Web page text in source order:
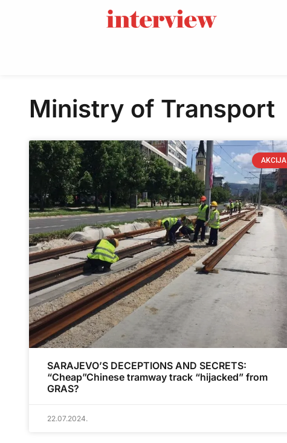
Ministry of Transport
AKCIJA
SARAJEVO’S DECEPTIONS AND SECRETS:
“Cheap”Chinese tramway track “hijacked” from
GRAS?
22.07.2024.